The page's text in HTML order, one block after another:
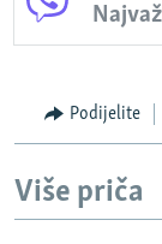
Podijelite
Više priča